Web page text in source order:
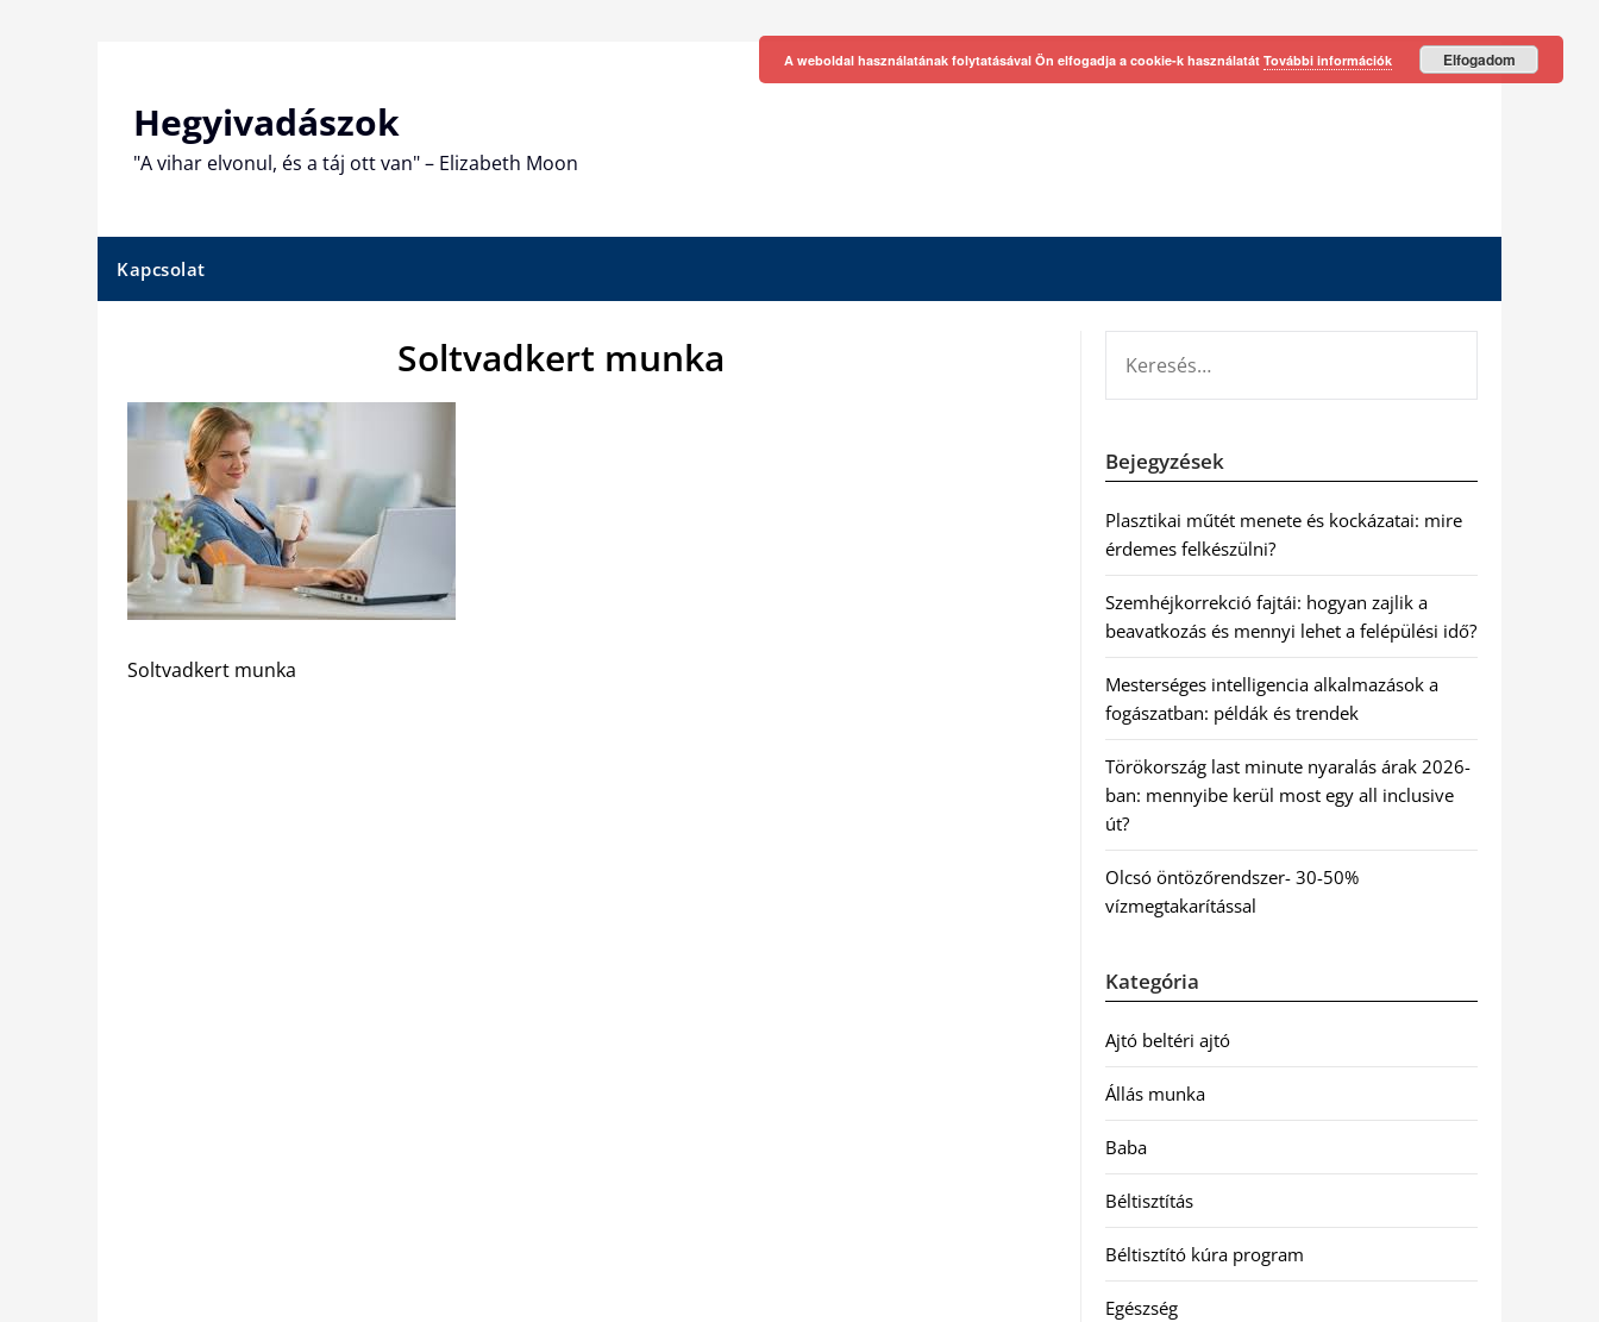
Hegyivadászok
"A vihar elvonul, és a táj ott van" – Elizabeth Moon
Kapcsolat
Soltvadkert munka
Soltvadkert munka
Bejegyzések
Plasztikai műtét menete és kockázatai: mire
érdemes felkészülni?
Szemhéjkorrekció fajtái: hogyan zajlik a
beavatkozás és mennyi lehet a felépülési idő?
Mesterséges intelligencia alkalmazások a
fogászatban: példák és trendek
Törökország last minute nyaralás árak 2026-
ban: mennyibe kerül most egy all inclusive
út?
Olcsó öntözőrendszer- 30-50%
vízmegtakarítással
Kategória
Ajtó beltéri ajtó
Állás munka
Baba
Béltisztítás
Béltisztító kúra program
Egészség
A weboldal használatának folytatásával Ön elfogadja a cookie-k használatát További információk Elfogadom